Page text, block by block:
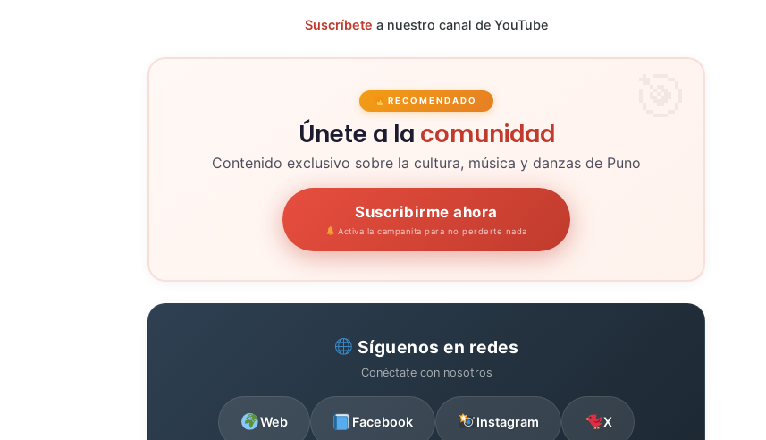
Suscríbete a nuestro canal de YouTube
RECOMENDADO
Únete a la comunidad
Contenido exclusivo sobre la cultura, música y danzas de Puno
Suscribirme ahora
Activa la campanita para no perderte nada
Síguenos en redes
Conéctate con nosotros
Web Facebook Instagram X